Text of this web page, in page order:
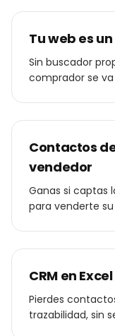
Tu web es
Sin buscador
comprador se va
Contactos
vendedor
Ganas si captas
para venderte su
CRM en
Pierdes
trazabilidad, sin